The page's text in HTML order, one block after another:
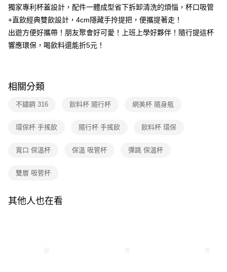
４．使用「AFTEE先享後付」時，將依據個別帳號之用戶狀況，依本公司即
請求用戶進行身份認證。
５．嚴禁一人註冊多個帳號或使用他人資訊註冊。若發現惡意使用之情形，
恩沛科技股份有限公司將有權停止該用戶之使用額度並採取法律行動。
獨家專利杯蓋設計，配件一體成型省下拆卸清洗的煩惱，杯口吸管
+直飲經典雙飲設計，4cm隱藏手拎提把，便攜提著走！
出遊方便好攜帶！朋友聚會好可愛！上班上學好夥伴！隨行提這杯
響應環保，喝飲料還能折5元！
相關分類
不鏽鋼 316 飲料杯 隨行杯 網美杯 隨身瓶
環保杯 手搖飲 隨行杯 手搖飲 飲料杯 環保
寬口 保溫杯 保溫 吸管杯 彈跳 保溫杯
雙層 吸管杯
其他人也在看